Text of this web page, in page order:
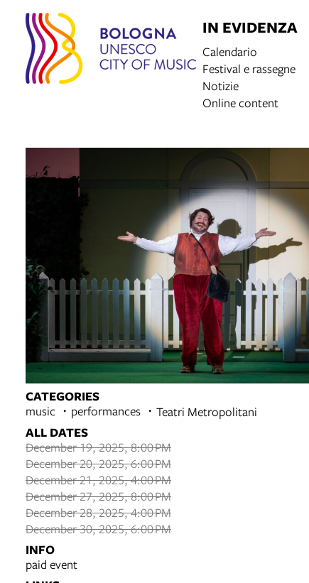
IN EVIDENZA
Calendario
Festival e rassegne
Notizie
Online content
CATEGORIES
music
performances
Teatri Metropolitani
ALL DATES
December 19, 2025, 8:00 PM
December 20, 2025, 6:00 PM
December 21, 2025, 4:00 PM
December 27, 2025, 8:00 PM
December 28, 2025, 4:00 PM
December 30, 2025, 6:00 PM
INFO
paid event